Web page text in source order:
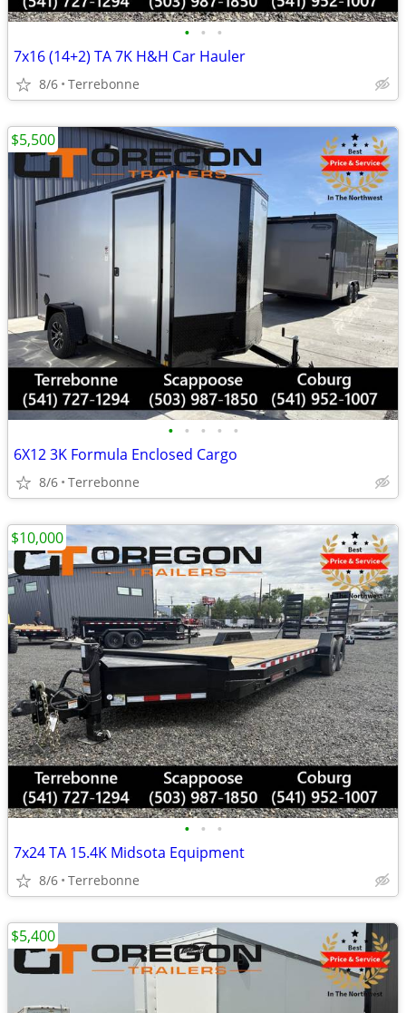
• • •
7x16 (14+2) TA 7K H&H Car Hauler
8/6 Terrebonne
• • • • •
6X12 3K Formula Enclosed Cargo
8/6 Terrebonne
$5,500
• • •
7x24 TA 15.4K Midsota Equipment
8/6 Terrebonne
$10,000
$5,400